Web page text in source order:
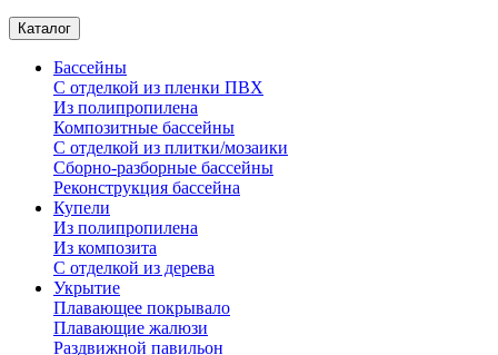
Каталог
Бассейны
С отделкой из пленки ПВХ
Из полипропилена
Композитные бассейны
С отделкой из плитки/мозаики
Сборно-разборные бассейны
Реконструкция бассейна
Купели
Из полипропилена
Из композита
С отделкой из дерева
Укрытие
Плавающее покрывало
Плавающие жалюзи
Раздвижной павильон